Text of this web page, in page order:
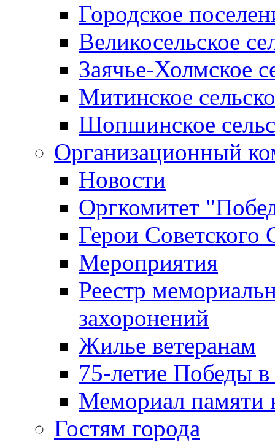
Городское
Великосельское
Заячье-Холмское
Митинское
Шопшинское
Организационный
Новости
Оргкомитет
Герои Советского
Мероприятия
Реестр
захоронений
Жилье ветеранам
75-летие Победы
Мемориал памяти
Гостям города